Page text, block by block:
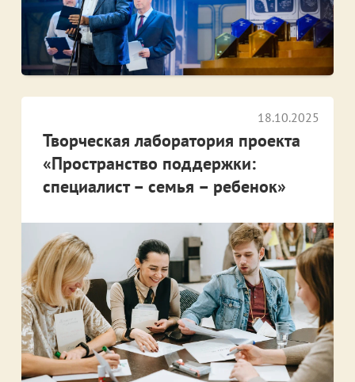
18.10.2025
Творческая лаборатория проекта
«Пространство поддержки:
специалист – семья – ребенок»